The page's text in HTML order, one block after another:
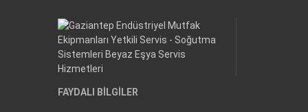
FAYDALI BİLGİLER